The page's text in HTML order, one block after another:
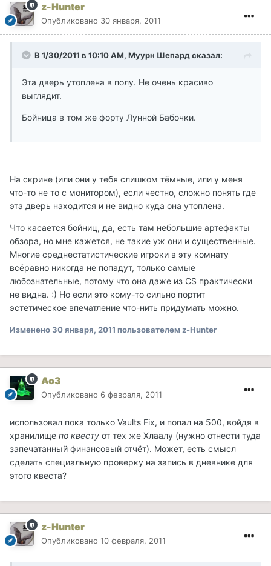
z-Hunter
Опубликовано 30 января, 2011
В 1/30/2011 в 10:10 AM, Муурн Шепард сказал:
Эта дверь утоплена в полу. Не очень красиво
выглядит.
Бойница в том же форту Лунной Бабочки.
На скрине (или они у тебя слишком тёмные, или у меня
что-то не то с монитором), если честно, сложно понять где
эта дверь находится и не видно куда она утоплена.
Что касается бойниц, да, есть там небольшие артефакты
обзора, но мне кажется, не такие уж они и существенные.
Многие среднестатистические игроки в эту комнату
всёравно никогда не попадут, только самые
любознательные, потому что она даже из CS практически
не видна. :) Но если это кому-то сильно портит
эстетическое впечатление что-нить придумать можно.
Изменено30 января, 2011 пользователем z-Hunter
Ao3
Опубликовано 6 февраля, 2011
использовал пока только Vaults Fix, и попал на 500, войдя в
хранилище по квесту от тех же Хлаалу (нужно отнести туда
запечатанный финансовый отчёт). Может, есть смысл
сделать специальную проверку на запись в дневнике для
этого квеста?
z-Hunter
Опубликовано 10 февраля, 2011